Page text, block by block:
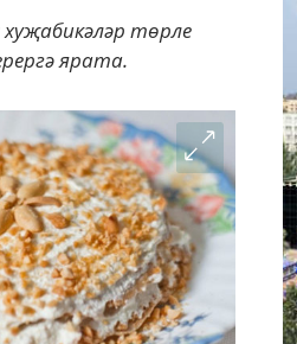
хуҗабикәләр төрле
ярата.